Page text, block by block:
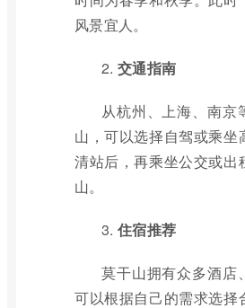
风景宜人。
2. 交通指南
从杭州、上海、南京
山，可以选择自驾或乘坐
清站后，再乘坐公交或出
山。
3. 住宿推荐
莫干山拥有众多酒店
可以根据自己的需求选择